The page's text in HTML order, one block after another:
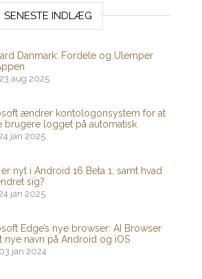
SENESTE INDLÆG
Danmark: Fordele og Ulemper
23 aug 2025
ændrer kontologonsystem for at
brugere logget på automatisk
24 jan 2025
er nyt i Android 16 Beta 1, samt hvad
sig?
24 jan 2025
Edge’s nye browser: AI Browser
nye navn på Android og iOS
03 jan 2024